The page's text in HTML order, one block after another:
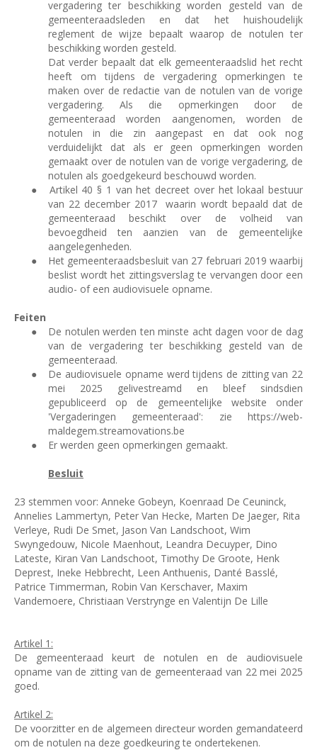
vergadering ter beschikking worden gesteld van de
gemeenteraadsleden en dat het huishoudelijk
reglement de wijze bepaalt waarop de notulen ter
beschikking worden gesteld.
Dat verder bepaalt dat elk gemeenteraadslid het recht
heeft om tijdens de vergadering opmerkingen te
maken over de redactie van de notulen van de vorige
vergadering. Als die opmerkingen door de
gemeenteraad worden aangenomen, worden de
notulen in die zin aangepast en dat ook nog
verduidelijkt dat als er geen opmerkingen worden
gemaakt over de notulen van de vorige vergadering, de
notulen als goedgekeurd beschouwd worden.
●
Artikel 40 § 1 van het decreet over het lokaal bestuur
van 22 december 2017
waarin wordt bepaald dat de
gemeenteraad beschikt over de volheid van
bevoegdheid ten aanzien van de gemeentelijke
aangelegenheden.
●
Het gemeenteraadsbesluit van 27 februari 2019 waarbij
beslist wordt het zittingsverslag te vervangen door een
audio- of een audiovisuele opname.
Feiten
●
De notulen werden ten minste acht dagen voor de dag
van de vergadering ter beschikking gesteld van de
gemeenteraad.
●
De audiovisuele opname werd tijdens de zitting van 22
mei 2025 gelivestreamd en bleef sindsdien
gepubliceerd op de gemeentelijke website onder
'Vergaderingen gemeenteraad': zie https://web-
maldegem.streamovations.be
●
Er werden geen opmerkingen gemaakt.
Besluit
23 stemmen voor: Anneke Gobeyn, Koenraad De Ceuninck,
Annelies Lammertyn, Peter Van Hecke, Marten De Jaeger, Rita
Verleye, Rudi De Smet, Jason Van Landschoot, Wim
Swyngedouw, Nicole Maenhout, Leandra Decuyper, Dino
Lateste, Kiran Van Landschoot, Timothy De Groote, Henk
Deprest, Ineke Hebbrecht, Leen Anthuenis, Danté Basslé,
Patrice Timmerman, Robin Van Kerschaver, Maxim
Vandemoere, Christiaan Verstrynge en Valentijn De Lille
Artikel 1:
De gemeenteraad keurt de notulen en de audiovisuele
opname van de zitting van de gemeenteraad van 22 mei 2025
goed.
Artikel 2:
De voorzitter en de algemeen directeur worden gemandateerd
om de notulen na deze goedkeuring te ondertekenen.